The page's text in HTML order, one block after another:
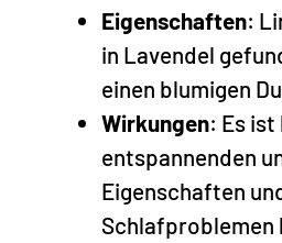
Eigenschaften:
in Lavendel
einen blumigen
Wirkungen: Es
entspannenden
Eigenschaften
Schlafproblemen